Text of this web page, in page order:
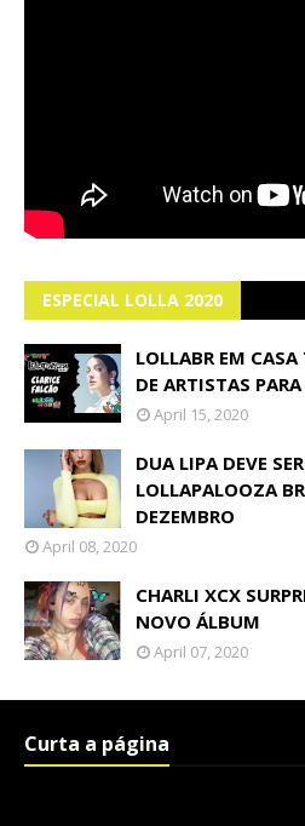
ESPECIAL LOLLA 2020
LOLLABR EM
DE ARTISTAS
April 15, 2020
DUA LIPA DEVE
LOLLAPALOOZA
DEZEMBRO
April 08, 2020
CHARLI XCX
NOVO ÁLBUM
April 07, 2020
Curta a página